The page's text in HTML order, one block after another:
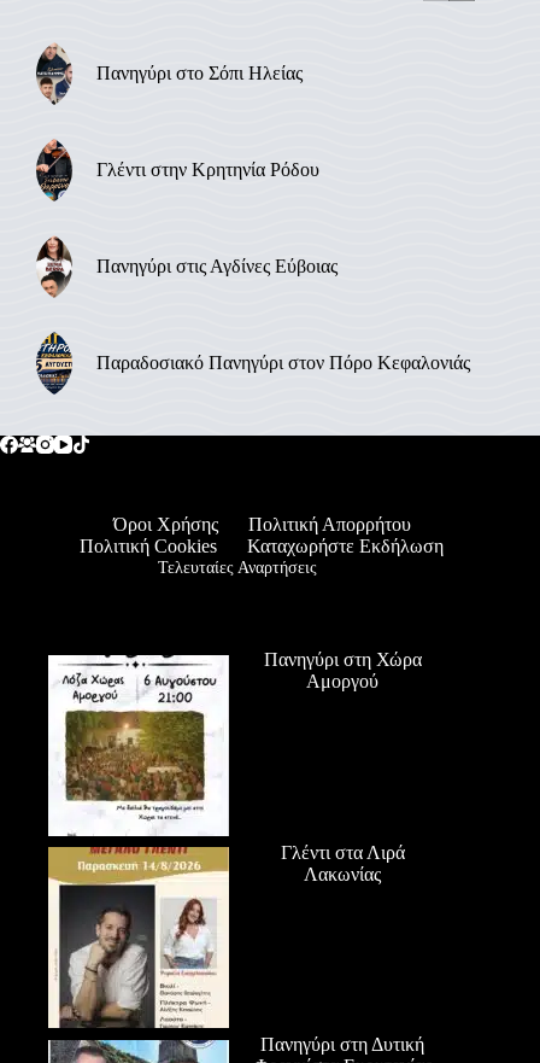
Πανηγύρι στο Σόπι Ηλείας
Γλέντι στην Κρητηνία Ρόδου
Πανηγύρι στις Αγδίνες Εύβοιας
Παραδοσιακό Πανηγύρι στον Πόρο Κεφαλονιάς
Όροι Χρήσης
Πολιτική Απορρήτου
Πολιτική Cookies
Καταχωρήστε Εκδήλωση
Τελευταίες Αναρτήσεις
Πανηγύρι στη Χώρα
Αμοργού
Γλέντι στα Λιρά
Λακωνίας
Πανηγύρι στη Δυτική